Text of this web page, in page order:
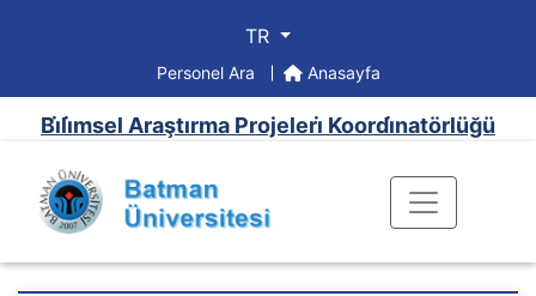
TR
Personel Ara Anasayfa
Bi̇li̇msel Araştırma Projeleri̇ Koordi̇natörlüğü